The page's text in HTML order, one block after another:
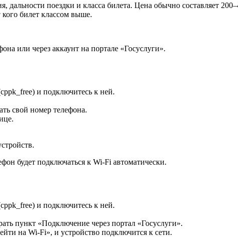
дальности поездки и класса билета. Цена обычно составляет
билет классом выше.
или через аккаунт на портале «Госуслуги».
и подключитесь к ней.
свой номер телефона.
будет подключаться к Wi-Fi автоматически.
и подключитесь к ней.
пункт «Подключение через портал «Госуслуги».
на Wi-Fi», и устройство подключится к сети.